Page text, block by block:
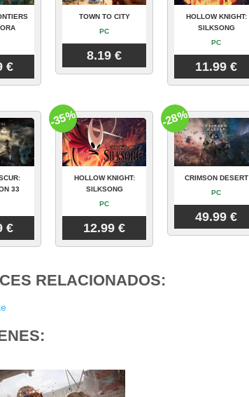
€
TOWN TO CITY
PC
8.19 €
HOLLOW KNIGHT:
SILKSONG
PC
11.99 €
33
€
HOLLOW KNIGHT:
SILKSONG
PC
12.99 €
-35%
CRIMSON DESERT
PC
49.99 €
-28%
RELACIONADOS: